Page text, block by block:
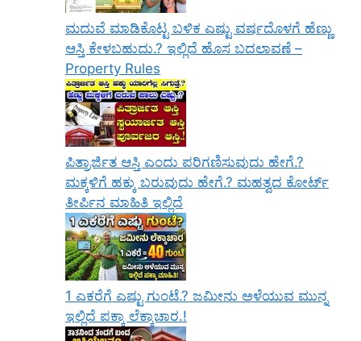
ಮದುವೆ ಮಾಡಿಕೊಟ್ಟ ಬಳಿಕ ಎಷ್ಟು ವರ್ಷದೊಳಗೆ ಹೆಣ್ಣು
ಆಸ್ತಿ ಕೇಳಬಹುದು.? ಇಲ್ಲಿದೆ ಹೊಸ ಬದಲಾವಣೆ –
Property Rules
ಪಿತ್ರಾರ್ಜಿತ ಆಸ್ತಿ ಎಂದು ಪರಿಗಣಿಸುವುದು ಹೇಗೆ.?
ಮಕ್ಕಳಿಗೆ ಹಕ್ಕು ಬರುವುದು ಹೇಗೆ.? ಮಹತ್ವದ ಕೋರ್ಟ್
ತೀರ್ಪಿನ ಮಾಹಿತಿ ಇಲ್ಲಿದೆ
1 ಎಕರೆಗೆ ಎಷ್ಟು ಗುಂಟೆ.? ಜಮೀನು ಅಳೆಯುವ ಮುನ್ನ
ಇಲ್ಲಿದೆ ಪಕ್ಕಾ ಲೆಕ್ಕಾಚಾರ.!